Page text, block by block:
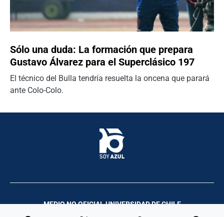
Sólo una duda: La formación que prepara
Gustavo Álvarez para el Superclásico 197
El técnico del Bulla tendría resuelta la oncena que parará
ante Colo-Colo.
MEDIO NO OFICIAL UNIVERSIDAD DE CHILE
Palco Comunicación y Producciones | 2023